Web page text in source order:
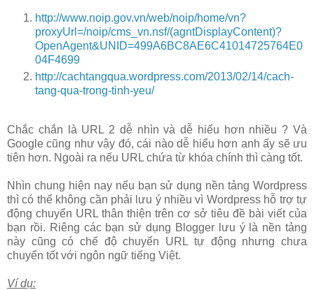
http://www.noip.gov.vn/web/noip/home/vn?
proxyUrl=/noip/cms_vn.nsf/(agntDisplayContent)?
OpenAgent&UNID=499A6BC8AE6C41014725764E0
04F4699
http://cachtangqua.wordpress.com/2013/02/14/cach-
tang-qua-trong-tinh-yeu/
Chắc chắn là URL 2 dễ nhìn và dễ hiểu hơn nhiều ? Và
Google cũng như vậy đó, cái nào dễ hiểu hơn anh ấy sẽ ưu
tiên hơn. Ngoài ra nếu URL chứa từ khóa chính thì càng tốt.
Nhìn chung hiện nay nếu bạn sử dụng nền tảng Wordpress
thì có thể không cần phải lưu ý nhiều vì Wordpress hỗ trợ tự
động chuyển URL thân thiện trên cơ sở tiêu đề bài viết của
bạn rồi. Riêng các bạn sử dụng Blogger lưu ý là nền tảng
này cũng có chế độ chuyển URL tự động nhưng chưa
chuyển tốt với ngôn ngữ tiếng Việt.
Ví dụ: